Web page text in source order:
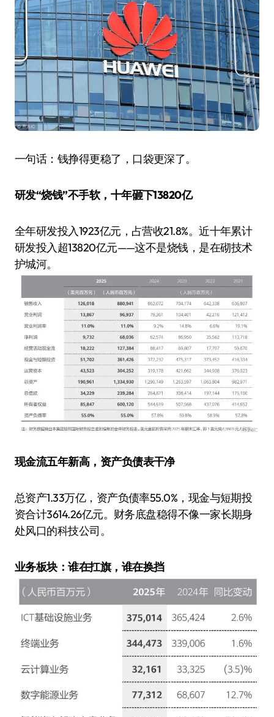
一句话：钱挣得更稳了，口袋更深了。
研发“烧钱”不手软，十年砸下13820亿
全年研发投入1923亿元，占营收21.8%。近十年累计
研发投入超13820亿元——这不是烧钱，是在砌技术
护城河。
现金流五年新高，资产负债表干净
总资产1.33万亿，资产负债率55.0%，现金与短期投
资合计3614.26亿元。财务底盘稳得不像一家长期身
处风口的科技公司。
业务板块：谁在扛旗，谁在换挡